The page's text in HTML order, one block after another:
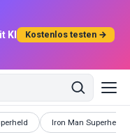
KI Kostenlos testen →
Iron Man Superheld
Wallpaper